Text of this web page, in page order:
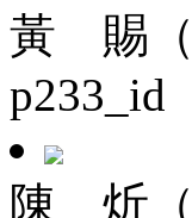
黃 賜（
p233_id
陳 炘（